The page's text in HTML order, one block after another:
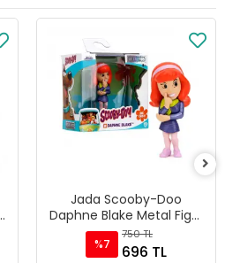
Jada Scooby-Doo
Daphne Blake Metal Figür
Die-Cast Koleksiyonluk
Karakter - 85225
%7
750 TL
696 TL